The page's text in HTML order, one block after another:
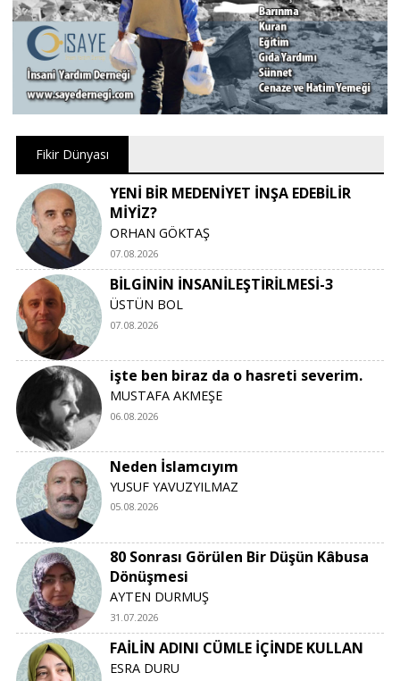
Fikir Dünyası
YENİ BİR MEDENİYET İNŞA EDEBİLİR
MİYİZ?
ORHAN GÖKTAŞ
07.08.2026
BİLGİNİN İNSANİLEŞTİRİLMESİ-3
ÜSTÜN BOL
07.08.2026
işte ben biraz da o hasreti severim.
MUSTAFA AKMEŞE
06.08.2026
Neden İslamcıyım
YUSUF YAVUZYILMAZ
05.08.2026
80 Sonrası Görülen Bir Düşün Kâbusa
Dönüşmesi
AYTEN DURMUŞ
31.07.2026
FAİLİN ADINI CÜMLE İÇİNDE KULLAN
ESRA DURU